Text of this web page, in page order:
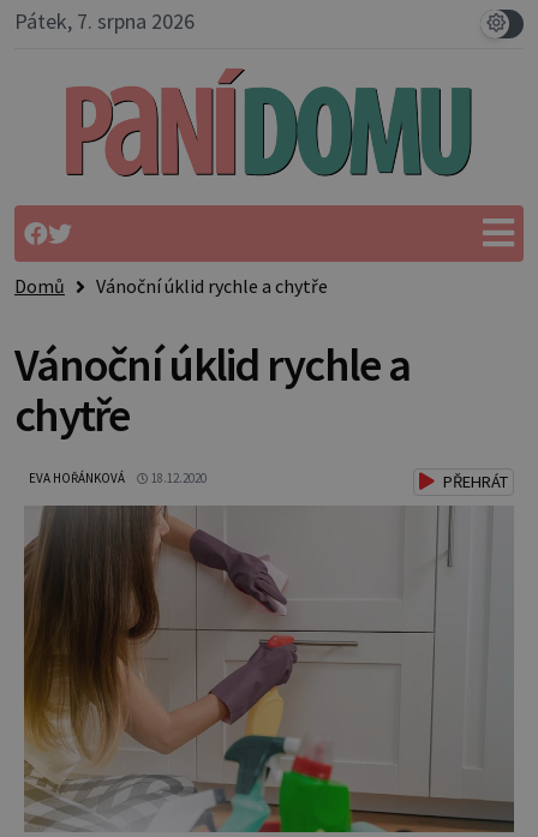
Pátek, 7. srpna 2026
Domů Vánoční úklid rychle a chytře
Vánoční úklid rychle a
chytře
EVA HOŘÁNKOVÁ 18.12.2020 PŘEHRÁT